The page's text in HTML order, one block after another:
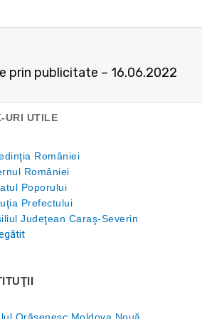
prin publicitate – 16.06.2022
URI UTILE
României
României
Poporului
Prefectului
Judeţean Caraş-Severin